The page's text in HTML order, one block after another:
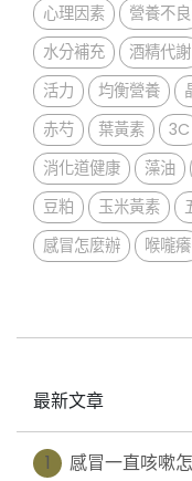
心理因素
營養不良
水分補充
酒精代謝
活力
均衡營養
赤芍
葉黃素 3C
消化道健康
藻油
豆粕
玉米黃素
感冒怎麼辦
喉嚨癢
最新文章
1
感冒一直咳嗽